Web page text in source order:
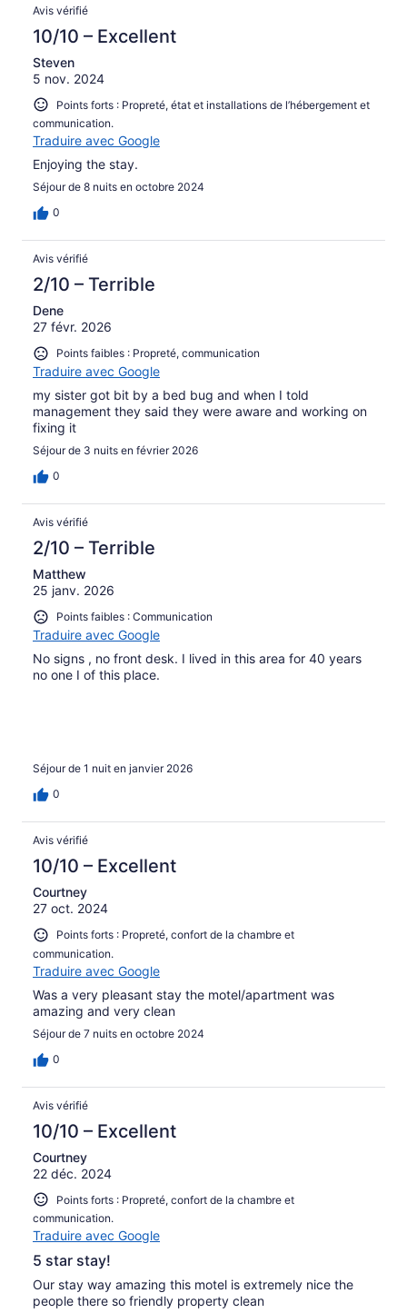
Avis vérifié
10/10 – Excellent
Steven
5 nov. 2024
Points forts : Propreté, état et installations de l’hébergement et
communication.
Traduire avec Google
Enjoying the stay.
Séjour de 8 nuits en octobre 2024
0
Avis vérifié
2/10 – Terrible
Dene
27 févr. 2026
Points faibles : Propreté, communication
Traduire avec Google
my sister got bit by a bed bug and when I told
management they said they were aware and working on
fixing it
Séjour de 3 nuits en février 2026
0
Avis vérifié
2/10 – Terrible
Matthew
25 janv. 2026
Points faibles : Communication
Traduire avec Google
No signs , no front desk. I lived in this area for 40 years
no one I of this place.
Séjour de 1 nuit en janvier 2026
0
Avis vérifié
10/10 – Excellent
Courtney
27 oct. 2024
Points forts : Propreté, confort de la chambre et
communication.
Traduire avec Google
Was a very pleasant stay the motel/apartment was
amazing and very clean
Séjour de 7 nuits en octobre 2024
0
Avis vérifié
10/10 – Excellent
Courtney
22 déc. 2024
Points forts : Propreté, confort de la chambre et
communication.
Traduire avec Google
5 star stay!
Our stay way amazing this motel is extremely nice the
people there so friendly property clean